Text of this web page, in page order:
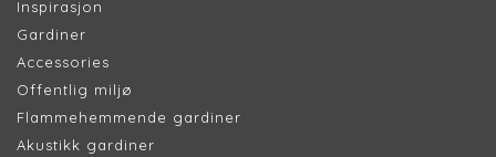
Inspirasjon
Gardiner
Accessories
Offentlig miljø
Flammehemmende gardiner
Akustikk gardiner